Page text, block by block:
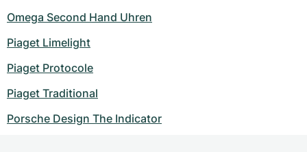
Omega Second Hand Uhren
Piaget Limelight
Piaget Protocole
Piaget Traditional
Porsche Design The Indicator